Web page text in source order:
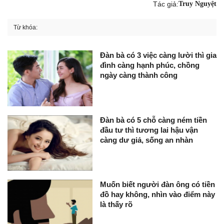
Tác giả:Truy Nguyệt
Từ khóa:
Đàn bà có 3 việc càng lười thì gia
đình càng hạnh phúc, chồng
ngày càng thành công
Đàn bà có 5 chỗ càng ném tiền
đầu tư thì tương lai hậu vận
càng dư giả, sống an nhàn
Muốn biết người đàn ông có tiền
đồ hay không, nhìn vào điểm này
là thấy rõ